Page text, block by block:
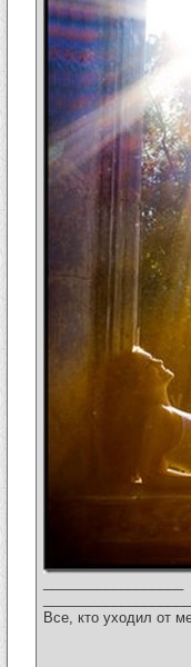
Все, кто уходил от